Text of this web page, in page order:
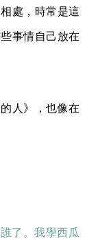
處，時常是這
事情自己放在
人》，也像在
了。我學西瓜